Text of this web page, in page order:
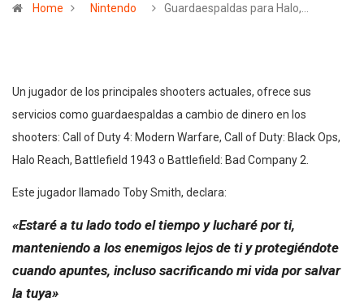
Home Nintendo Guardaespaldas para Halo,…
Un jugador de los principales shooters actuales, ofrece sus
servicios como guardaespaldas a cambio de dinero en los
shooters: Call of Duty 4: Modern Warfare, Call of Duty: Black Ops,
Halo Reach, Battlefield 1943 o Battlefield: Bad Company 2.
Este jugador llamado Toby Smith, declara:
«Estaré a tu lado todo el tiempo y lucharé por ti,
manteniendo a los enemigos lejos de ti y protegiéndote
cuando apuntes, incluso sacrificando mi vida por salvar
la tuya»